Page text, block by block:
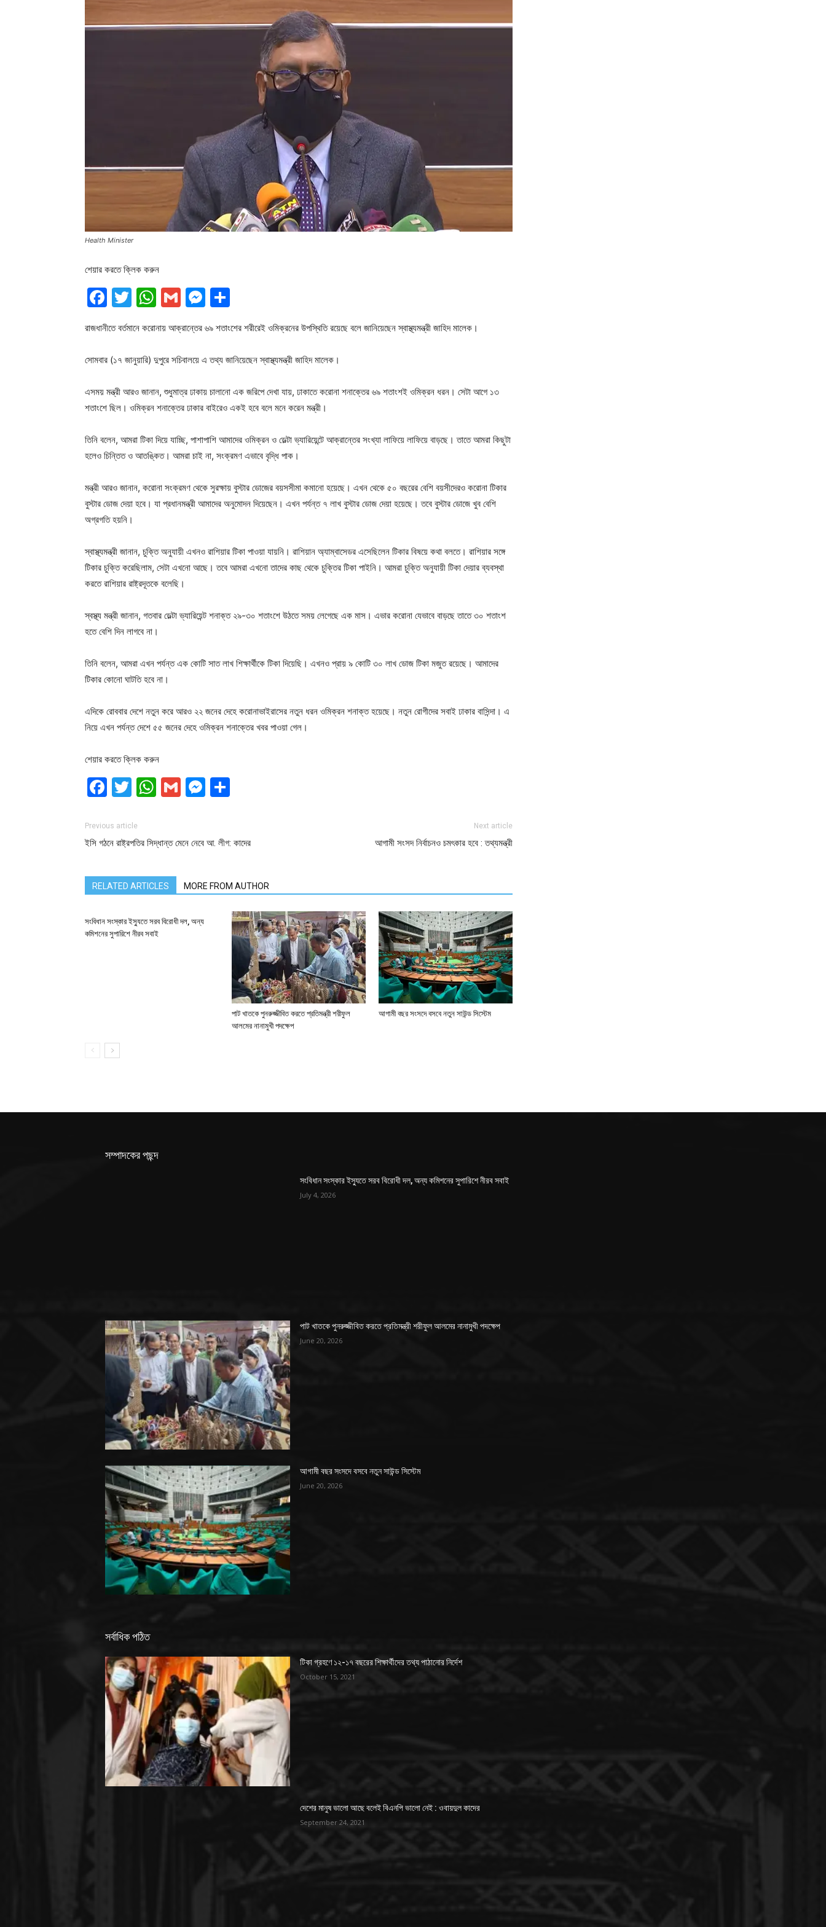
Health Minister
শেয়ার করতে ক্লিক করুন
Facebook
Twitter
WhatsApp
GmailMessenger
রাজধানীতে বর্তমানে করোনায় আক্রান্তের ৬৯ শতাংশের শরীরেই ওমিক্রনের উপস্থিতি রয়েছে বলে জানিয়েছেন স্বাস্থ্যমন্ত্রী জাহিদ মালেক।
সোমবার (১৭ জানুয়ারি) দুপুরে সচিবালয়ে এ তথ্য জানিয়েছেন স্বাস্থ্যমন্ত্রী জাহিদ মালেক।
এসময় মন্ত্রী আরও জানান, শুধুমাত্র ঢাকায় চালানো এক জরিপে দেখা যায়, ঢাকাতে করোনা শনাক্তের ৬৯ শতাংশই ওমিক্রন ধরন। সেটা আগে ১৩
শতাংশে ছিল। ওমিক্রন শনাক্তের ঢাকার বাইরেও একই হবে বলে মনে করেন মন্ত্রী।
তিনি বলেন, আমরা টিকা দিয়ে যাচ্ছি, পাশাপাশি আমাদের ওমিক্রন ও ডেল্টা ভ্যারিয়েন্টে আক্রান্তের সংখ্যা লাফিয়ে লাফিয়ে বাড়ছে। তাতে আমরা কিছুটা
হলেও চিন্তিত ও আতঙ্কিত। আমরা চাই না, সংক্রমণ এভাবে বৃদ্ধি পাক।
মন্ত্রী আরও জানান, করোনা সংক্রমণ থেকে সুরক্ষায় বুস্টার ডোজের বয়সসীমা কমানো হয়েছে। এখন থেকে ৫০ বছরের বেশি বয়সীদেরও করোনা টিকার
বুস্টার ডোজ দেয়া হবে। যা প্রধানমন্ত্রী আমাদের অনুমোদন দিয়েছেন। এখন পর্যন্ত ৭ লাখ বুস্টার ডোজ দেয়া হয়েছে। তবে বুস্টার ডোজে খুব বেশি
অগ্রগতি হয়নি।
স্বাস্থ্যমন্ত্রী জানান, চুক্তি অনুযায়ী এখনও রাশিয়ার টিকা পাওয়া যায়নি। রাশিয়ান অ্যাম্বাসেডর এসেছিলেন টিকার বিষয়ে কথা বলতে। রাশিয়ার সঙ্গে
টিকার চুক্তি করেছিলাম, সেটা এখনো আছে। তবে আমরা এখনো তাদের কাছ থেকে চুক্তির টিকা পাইনি। আমরা চুক্তি অনুযায়ী টিকা দেয়ার ব্যবস্থা
করতে রাশিয়ার রাষ্ট্রদূতকে বলেছি।
স্বস্থ্য মন্ত্রী জানান, গতবার ডেল্টা ভ্যারিয়েন্ট শনাক্ত ২৯-৩০ শতাংশে উঠতে সময় লেগেছে এক মাস। এভার করোনা যেভাবে বাড়ছে তাতে ৩০ শতাংশ
হতে বেশি দিন লাগবে না।
তিনি বলেন, আমরা এখন পর্যন্ত এক কোটি সাত লাখ শিক্ষার্থীকে টিকা দিয়েছি। এখনও প্রায় ৯ কোটি ৩০ লাখ ডোজ টিকা মজুত রয়েছে। আমাদের
টিকার কোনো ঘাটতি হবে না।
এদিকে রোববার দেশে নতুন করে আরও ২২ জনের দেহে করোনাভাইরাসের নতুন ধরন ওমিক্রন শনাক্ত হয়েছে। নতুন রোগীদের সবাই ঢাকার বাসিন্দা। এ
নিয়ে এখন পর্যন্ত দেশে ৫৫ জনের দেহে ওমিক্রন শনাক্তের খবর পাওয়া গেল।
শেয়ার করতে ক্লিক করুন
Facebook
Twitter
WhatsApp
GmailMessenger
Previous article
ইসি গঠনে রাষ্ট্রপতির সিদ্ধান্ত মেনে নেবে আ. লীগ: কাদের
Next article
আগামী সংসদ নির্বাচনও চমৎকার হবে : তথ্যমন্ত্রী
RELATED ARTICLES MORE FROM AUTHOR
সংবিধান সংস্কার ইস্যুতে সরব বিরোধী দল, অন্য
কমিশনের সুপারিশে নীরব সবাই
পাট খাতকে পুনরুজ্জীবিত করতে প্রতিমন্ত্রী শরীফুল
আলমের নানামুখী পদক্ষেপ
আগামী বছর সংসদে বসবে নতুন সাউন্ড সিস্টেম
সম্পাদকের পছন্দ
সংবিধান সংস্কার ইস্যুতে সরব বিরোধী দল, অন্য কমিশনের সুপারিশে নীরব সবাই
July 4, 2026
পাট খাতকে পুনরুজ্জীবিত করতে প্রতিমন্ত্রী শরীফুল আলমের নানামুখী পদক্ষেপ
June 20, 2026
আগামী বছর সংসদে বসবে নতুন সাউন্ড সিস্টেম
June 20, 2026
সর্বাধিক পঠিত
টিকা গ্রহণে ১২-১৭ বছরের শিক্ষার্থীদের তথ্য পাঠানোর নির্দেশ
October 15, 2021
দেশের মানুষ ভালো আছে বলেই বিএনপি ভালো নেই : ওবায়দুল কাদের
September 24, 2021